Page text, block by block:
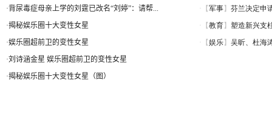
·背尿毒症母亲上学的刘霆已改名“刘婷”：请帮...
·揭秘娱乐圈十大变性女星
·娱乐圈超前卫的变性女星
·刘诗涵金星 娱乐圈超前卫的变性女星
·揭秘娱乐圈十大变性女星（图）